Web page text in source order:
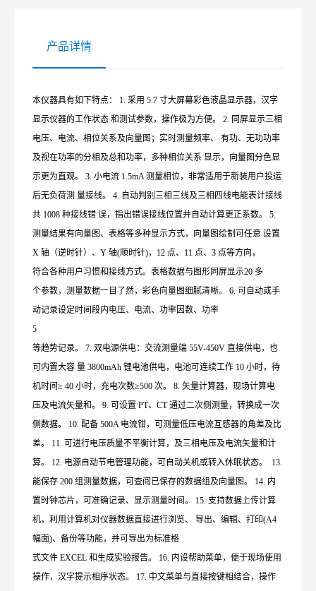
产品详情
本仪器具有如下特点： 1. 采用 5.7 寸大屏幕彩色液晶显示器，汉字
显示仪器的工作状态 和测试参数，操作极为方便。 2. 同屏显示三相
电压、电流、相位关系及向量图；实时测量频率、 有功、无功功率
及视在功率的分相及总和功率，多种相位关系 显示，向量图分色显
示更为直观。 3. 小电流 1.5mA 测量相位，非常适用于新装用户投运
后无负荷测 量接线。 4. 自动判别三相三线及三相四线电能表计接线
共 1008 种接线错 误，指出错误接线位置并自动计算更正系数。 5.
测量结果有向量图、表格等多种显示方式，向量图绘制可任意 设置
X 轴（逆时针）、Y 轴(顺时针)，12 点、11 点、3 点等方向，
符合各种用户习惯和接线方式。表格数据与图形同屏显示20 多
个参数，测量数据一目了然，彩色向量图细腻清晰。 6. 可自动或手
动记录设定时间段内电压、电流、功率因数、功率
5
等趋势记录。 7. 双电源供电：交流测量端 55V-450V 直接供电，也
可内置大容 量 3800mAh 锂电池供电，电池可连续工作 10 小时，待
机时间≥ 40 小时，充电次数≥500 次。 8. 矢量计算器，现场计算电
压及电流矢量和。 9. 可设置 PT、CT 通过二次侧测量，转换成一次
侧数据。 10. 配备 500A 电流钳，可测量低压电流互感器的角差及比
差。 11. 可进行电压质量不平衡计算，及三相电压及电流矢量和计
算。 12. 电源自动节电管理功能，可自动关机或转入休眠状态。 13.
能保存 200 组测量数据，可查阅已保存的数据组及向量图。 14. 内
置时钟芯片，可准确记录、显示测量时间。 15. 支持数据上传计算
机，利用计算机对仪器数据直接进行浏览、 导出、编辑、打印(A4
幅面)、备份等功能，并可导出为标准格
式文件 EXCEL 和生成实验报告。 16. 内设帮助菜单，便于现场使用
操作，汉字提示相序状态。 17. 中文菜单与直接按键相结合，操作